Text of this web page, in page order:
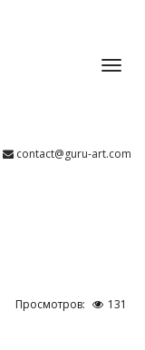
contact@guru-art.com
Просмотров:
131